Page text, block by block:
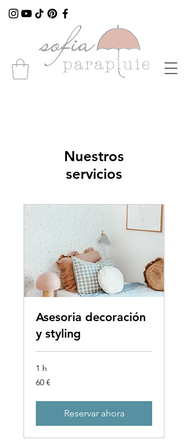
Nuestros
servicios
Asesoria decoración
y styling
1 h
60
euros
60 €
Reservar ahora